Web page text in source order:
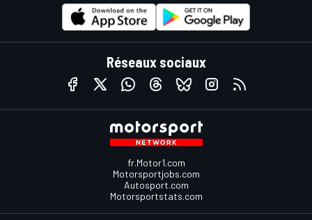
Réseaux sociaux
fr.Motor1.com
Motorsportjobs.com
Autosport.com
Motorsportstats.com